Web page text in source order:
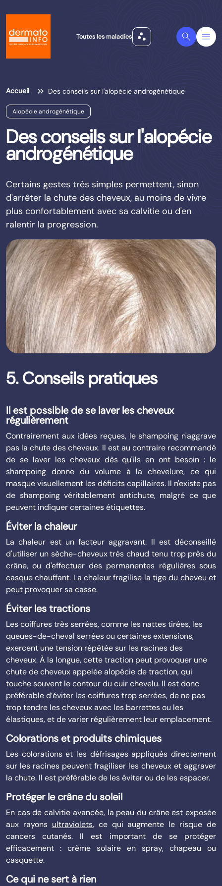
Toutes les maladies scatter_plot Search Menu
Accueil Des conseils sur l'alopécie androgénétique
Alopécie androgénétique
Des conseils sur l'alopécie
androgénétique
Certains gestes très simples permettent, sinon
d'arrêter la chute des cheveux, au moins de vivre
plus confortablement avec sa calvitie ou d'en
ralentir la progression.
5. Conseils pratiques
Il est possible de se laver les cheveux
régulièrement
Contrairement aux idées reçues, le shampoing n'aggrave
pas la chute des cheveux. Il est au contraire recommandé
de se laver les cheveux dès qu'ils en ont besoin : le
shampoing donne du volume à la chevelure, ce qui
masque visuellement les déficits capillaires. Il n'existe pas
de shampoing véritablement antichute, malgré ce que
peuvent indiquer certaines étiquettes.
Éviter la chaleur
La chaleur est un facteur aggravant. Il est déconseillé
d'utiliser un sèche-cheveux très chaud tenu trop près du
crâne, ou d'effectuer des permanentes régulières sous
casque chauffant. La chaleur fragilise la tige du cheveu et
peut provoquer sa casse.
Éviter les tractions
Les coiffures très serrées, comme les nattes tirées, les
queues-de-cheval serrées ou certaines extensions,
exercent une tension répétée sur les racines des
cheveux. À la longue, cette traction peut provoquer une
chute de cheveux appelée alopécie de traction, qui
touche souvent le contour du cuir chevelu. Il est donc
préférable d’éviter les coiffures trop serrées, de ne pas
trop tendre les cheveux avec les barrettes ou les
élastiques, et de varier régulièrement leur emplacement.
Colorations et produits chimiques
Les colorations et les défrisages appliqués directement
sur les racines peuvent fragiliser les cheveux et aggraver
la chute. Il est préférable de les éviter ou de les espacer.
Protéger le crâne du soleil
En cas de calvitie avancée, la peau du crâne est exposée
aux rayons ultraviolets, ce qui augmente le risque de
cancers cutanés. Il est important de se protéger
efficacement : crème solaire en spray, chapeau ou
casquette.
Ce qui ne sert à rien